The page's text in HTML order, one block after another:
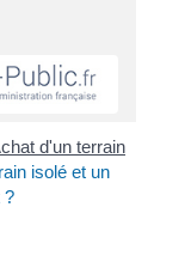
d'un terrain
isolé et un
?